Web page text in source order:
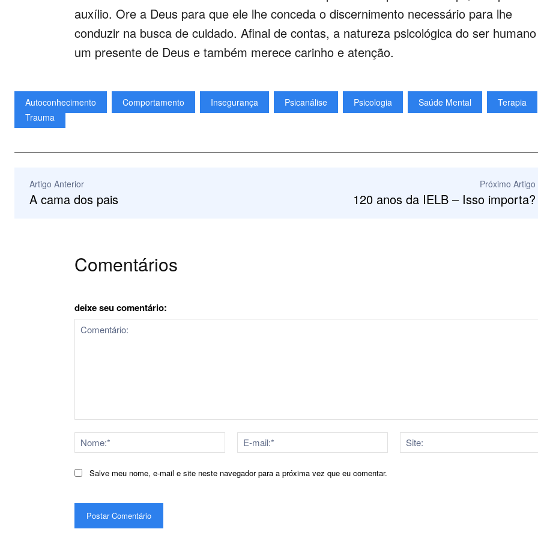
auxílio. Ore a Deus para que ele lhe conceda o discernimento necessário para lhe
conduzir na busca de cuidado. Afinal de contas, a natureza psicológica do ser
um presente de Deus e também merece carinho e atenção.
Autoconhecimento Comportamento Insegurança Psicanálise Psicologia Saúde Mental
Terapia
Trauma
Artigo Anterior
A cama dos pais
Próximo Artigo
120 anos da IELB – Isso importa?
Comentários
deixe seu comentário:
Nome:*
mail:*
Salve meu nome, e-mail e site neste navegador para a próxima vez que eu comentar.